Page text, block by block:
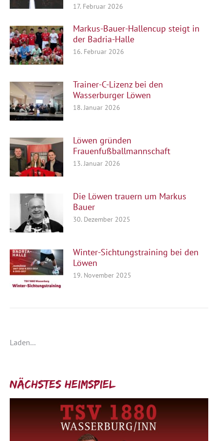
17. Februar 2026
Markus-Bauer-Hallencup steigt in
der Badria-Halle
16. Februar 2026
Trainer-C-Lizenz bei den
Wasserburger Löwen
18. Januar 2026
Löwen gründen
Frauenfußballmannschaft
13. Januar 2026
Die Löwen trauern um Markus
Bauer
30. Dezember 2025
Winter-Sichtungstraining bei den
Löwen
19. November 2025
Laden...
Nächstes Heimspiel